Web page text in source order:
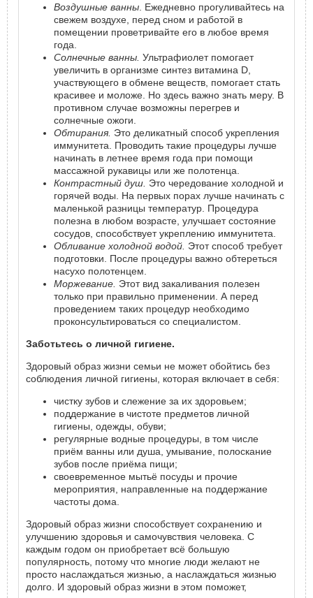
Воздушные ванны . Ежедневно прогуливайтесь на
свежем воздухе, перед сном и работой в
помещении проветривайте его в любое время
года.
Солнечные ванны. Ультрафиолет помогает
увеличить в организме синтез витамина D,
участвующего в обмене веществ, помогает стать
красивее и моложе. Но здесь важно знать меру. В
противном случае возможны перегрев и
солнечные ожоги.
Обтирания. Это деликатный способ укрепления
иммунитета. Проводить такие процедуры лучше
начинать в летнее время года при помощи
массажной рукавицы или же полотенца.
Контрастный душ. Это чередование холодной и
горячей воды. На первых порах лучше начинать с
маленькой разницы температур. Процедура
полезна в любом возрасте, улучшает состояние
сосудов, способствует укреплению иммунитета.
Обливание холодной водой. Этот способ требует
подготовки. После процедуры важно обтереться
насухо полотенцем.
Моржевание. Этот вид закаливания полезен
только при правильно применении. А перед
проведением таких процедур необходимо
проконсультироваться со специалистом.
Заботьтесь о личной гигиене.
Здоровый образ жизни семьи не может обойтись без
соблюдения личной гигиены, которая включает в себя:
чистку зубов и слежение за их здоровьем;
поддержание в чистоте предметов личной
гигиены, одежды, обуви;
регулярные водные процедуры, в том числе
приём ванны или душа, умывание, полоскание
зубов после приёма пищи;
своевременное мытьё посуды и прочие
мероприятия, направленные на поддержание
частоты дома.
Здоровый образ жизни способствует сохранению и
улучшению здоровья и самочувствия человека. С
каждым годом он приобретает всё большую
популярность, потому что многие люди желают не
просто наслаждаться жизнью, а наслаждаться жизнью
долго. И здоровый образ жизни в этом поможет,